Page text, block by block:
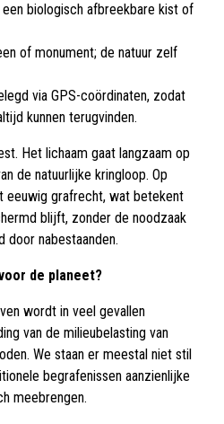
biologisch afbreekbare kist of
of monument; de natuur zelf
via GPS-coördinaten, zodat
kunnen terugvinden.
Het lichaam gaat langzaam op
de natuurlijke kringloop. Op
eeuwig grafrecht, wat betekent
blijft, zonder de noodzaak
door nabestaanden.
de planeet?
wordt in veel gevallen
van de milieubelasting van
We staan er meestal niet stil
begrafenissen aanzienlijke
meebrengen.